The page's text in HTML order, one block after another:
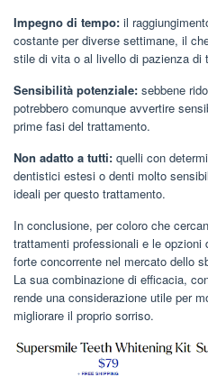
Impegno di tempo: il
costante per diverse settimane, il
stile di vita o al livello di pazienza di
Sensibilità potenziale: sebbene
potrebbero comunque avvertire
prime fasi del trattamento.
Non adatto a tutti: quelli con
dentistici estesi o denti molto
ideali per questo trattamento.
In conclusione, per coloro che
trattamenti professionali e le
forte concorrente nel mercato dello
La sua combinazione di efficacia,
rende una considerazione utile per
migliorare il proprio sorriso.